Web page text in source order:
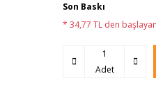
Son Baskı
* 34,77 TL den
Adet